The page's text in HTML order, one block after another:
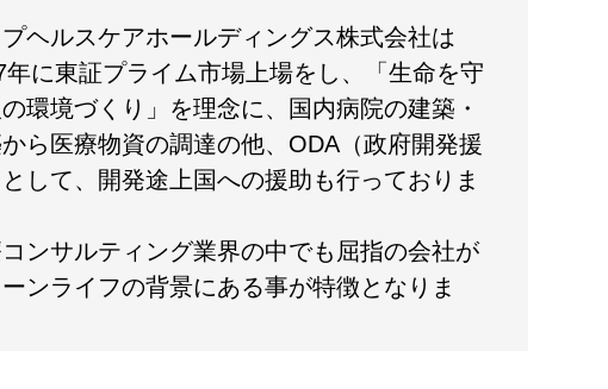
ヘルスケアホールディングス株式会社は
年に東証プライム市場上場をし、「生命を守
環境づくり」を理念に、国内病院の建築・
ら医療物資の調達の他、ODA（政府開発援
して、開発途上国への援助も行っておりま
ンサルティング業界の中でも屈指の会社が
ンライフの背景にある事が特徴となりま